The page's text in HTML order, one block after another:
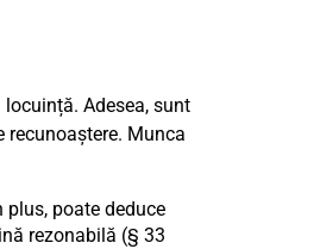
Adesea, sunt
Munca
poate deduce
rezonabilă (§ 33